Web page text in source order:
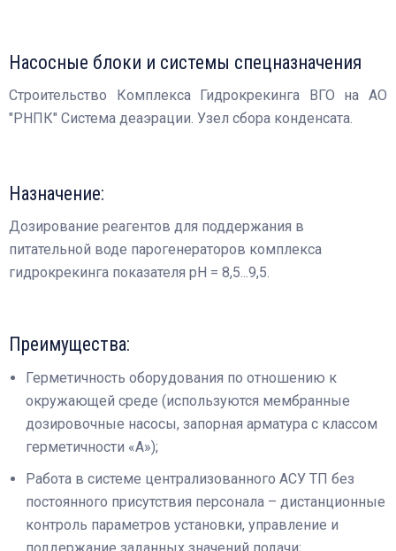
Насосные блоки и системы спецназначения
Строительство Комплекса Гидрокрекинга ВГО на АО
"РНПК" Система деаэрации. Узел сбора конденсата.
Назначение:
Дозирование реагентов для поддержания в
питательной воде парогенераторов комплекса
гидрокрекинга показателя pH = 8,5...9,5.
Преимущества:
Герметичность оборудования по отношению к
окружающей среде (используются мембранные
дозировочные насосы, запорная арматура с классом
герметичности «А»);
Работа в системе централизованного АСУ ТП без
постоянного присутствия персонала – дистанционные
контроль параметров установки, управление и